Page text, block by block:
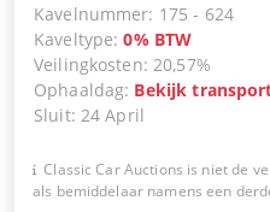
Kavelnummer: 175 - 624
Kaveltype:0% BTW
Veilingkosten:20,57%
Ophaaldag: Bekijk
Sluit: 24 April
Classic Car Auctions is niet de
als bemiddelaar namens een